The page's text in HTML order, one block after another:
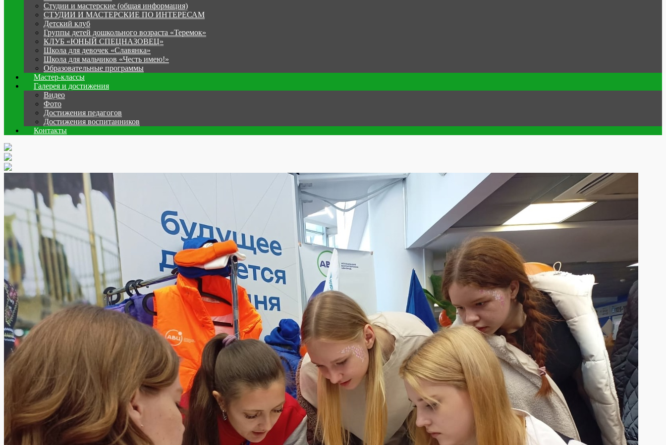
Студии и мастерские (общая информация)
СТУДИИ И МАСТЕРСКИЕ ПО ИНТЕРЕСАМ
Детский клуб
Группы детей дошкольного возраста «Теремок»
КЛУБ «ЮНЫЙ СПЕЦНАЗОВЕЦ»
Школа для девочек «Славянка»
Школа для мальчиков «Честь имею!»
Образовательные программы
Мастер-классы
Галерея и достижения
Видео
Фото
Достижения педагогов
Достижения воспитанников
Контакты